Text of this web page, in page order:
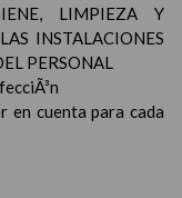
LIMPIEZA Y
INSTALACIONES
PERSONAL
en cuenta para cada